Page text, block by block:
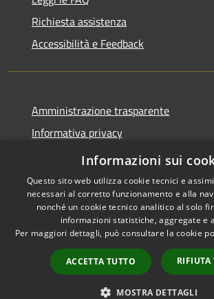
Richiesta assistenza
Accessibilità e Feedback
Amministrazione trasparente
Informativa privacy
Accessibilità
IBAN,
Informazioni sui
Questo sito web utilizza cookie tecnici e
necessari al corretto funzionamento e alla
nonché un cookie tecnico analitico al solo
informazioni statistiche, aggregate e
Per maggiori dettagli, può consultare la cookie
ACCETTA TUTTO RIFIUTA
MOSTRA DETTAGLI